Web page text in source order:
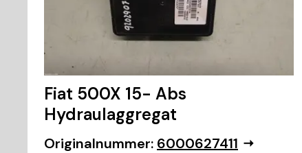
Fiat 500X 15- Abs
Hydraulaggregat
Originalnummer: 6000627411